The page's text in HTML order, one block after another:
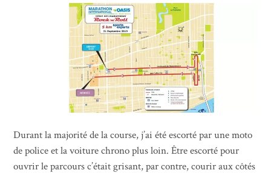
Durant la majorité de la course, j’ai été escorté par une moto
de police et la voiture chrono plus loin. Être escorté pour
ouvrir le parcours c’était grisant, par contre, courir aux côtés